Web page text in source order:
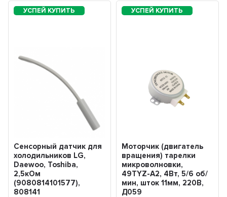
Сенсорный датчик для
холодильников LG,
Daewoo, Toshiba,
2,5кОм
(9080814101577),
808141
Моторчик (двигатель
вращения) тарелки
микроволновки,
49TYZ-A2, 4Вт, 5/6 об/
мин, шток 11мм, 220В,
Д059